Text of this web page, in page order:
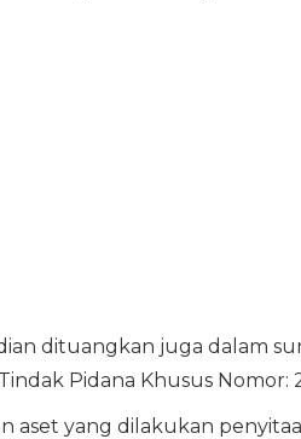
dituangkan juga dalam
Pidana Khusus Nomor:
aset yang dilakukan